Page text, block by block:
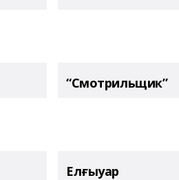
“Смотрильщик”
Елғыуар